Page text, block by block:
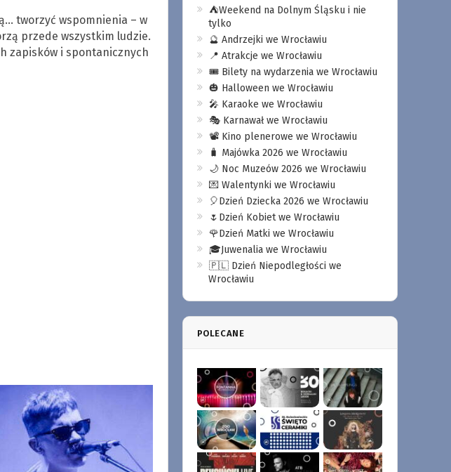
tworzyć wspomnienia – w
przede wszystkim ludzie.
zapisków i spontanicznych
⛺️Weekend na Dolnym Śląsku i nie
tylko
🔮 Andrzejki we Wrocławiu
📍 Atrakcje we Wrocławiu
🎟️ Bilety na wydarzenia we Wrocławiu
🎃 Halloween we Wrocławiu
🎤 Karaoke we Wrocławiu
🎭 Karnawał we Wrocławiu
📽️ Kino plenerowe we Wrocławiu
🧳 Majówka 2026 we Wrocławiu
🌙 Noc Muzeów 2026 we Wrocławiu
💌 Walentynki we Wrocławiu
🎈Dzień Dziecka 2026 we Wrocławiu
🌷Dzień Kobiet we Wrocławiu
🌹Dzień Matki we Wrocławiu
🎓Juwenalia we Wrocławiu
🇵🇱 Dzień Niepodległości we
Wrocławiu
POLECANE